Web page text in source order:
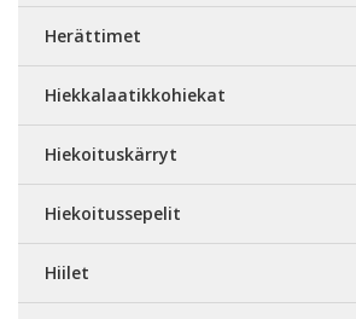
Herättimet
Hiekkalaatikkohiekat
Hiekoituskärryt
Hiekoitussepelit
Hiilet